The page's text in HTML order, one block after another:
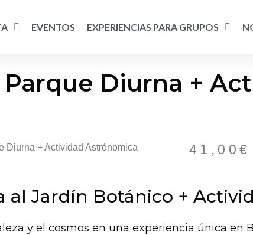
EVENTOS EXPERIENCIAS PARA GRUPOS
Parque Diurna +
Diurna + Actividad Astrónomica 41,00 €
al Jardín Botánico +
y el cosmos en una experiencia única en